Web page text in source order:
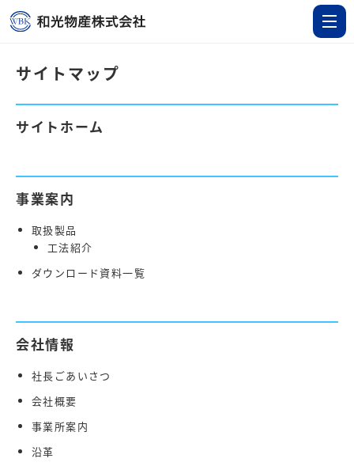
サイトマップ
サイトホーム
事業案内
取扱製品
工法紹介
ダウンロード資料一覧
会社情報
社長ごあいさつ
会社概要
事業所案内
沿革